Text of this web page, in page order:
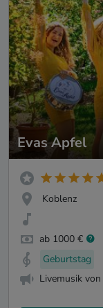
Evas Apfel
Koblenz
ab 1000 €
Geburtstag
Livemusik